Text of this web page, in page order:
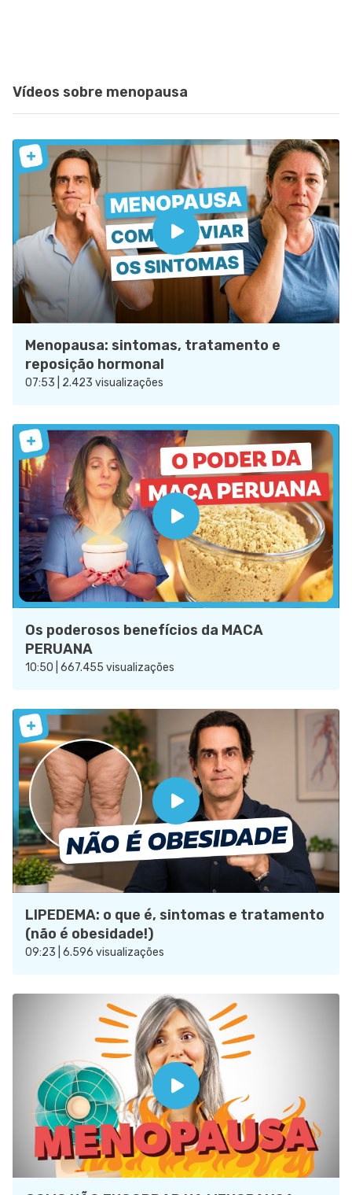
Vídeos sobre menopausa
Menopausa: sintomas, tratamento e
reposição hormonal
07:53 | 2.423 visualizações
Os poderosos benefícios da MACA
PERUANA
10:50 | 667.455 visualizações
LIPEDEMA: o que é, sintomas e tratamento
(não é obesidade!)
09:23 | 6.596 visualizações